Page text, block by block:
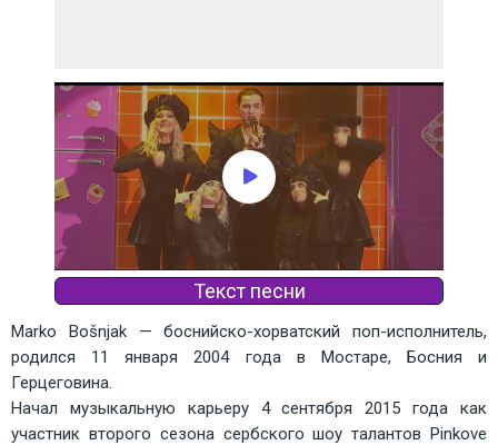
Текст песни
Marko Bošnjak — боснийско-хорватский поп-исполнитель,
родился 11 января 2004 года в Мостаре, Босния и
Герцеговина.
Начал музыкальную карьеру 4 сентября 2015 года как
участник второго сезона сербского шоу талантов Pinkove